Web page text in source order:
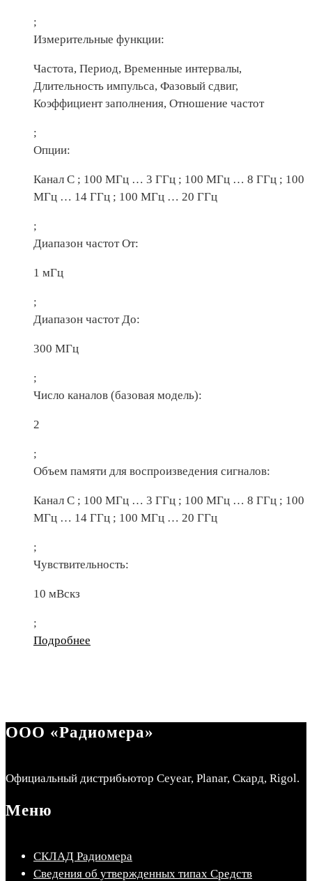
;
Измерительные функции:
Частота, Период, Временные интервалы,
Длительность импульса, Фазовый сдвиг,
Коэффициент заполнения, Отношение частот
;
Опции:
Канал С ; 100 МГц … 3 ГГц ; 100 МГц … 8 ГГц ; 100
МГц … 14 ГГц ; 100 МГц … 20 ГГц
;
Диапазон частот От:
1 мГц
;
Диапазон частот До:
300 МГц
;
Число каналов (базовая модель):
2
;
Объем памяти для воспроизведения сигналов:
Канал С ; 100 МГц … 3 ГГц ; 100 МГц … 8 ГГц ; 100
МГц … 14 ГГц ; 100 МГц … 20 ГГц
;
Чувствительность:
10 мВскз
;
Подробнее
ООО «Радиомера»
Официальный дистрибьютор Ceyear, Planar, Скард, Rigol.
Меню
СКЛАД Радиомера
Сведения об утвержденных типах Средств